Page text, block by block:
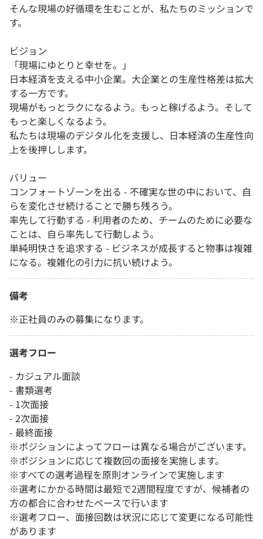
そんな現場の好循環を生むことが、私たちのミッションで
す。
ビジョン
「現場にゆとりと幸せを。」
日本経済を支える中小企業。大企業との生産性格差は拡大
する一方です。
現場がもっとラクになるよう。もっと稼げるよう。そして
もっと楽しくなるよう。
私たちは現場のデジタル化を支援し、日本経済の生産性向
上を後押しします。
バリュー
コンフォートゾーンを出る - 不確実な世の中において、自
らを変化させ続けることで勝ち残ろう。
率先して行動する - 利用者のため、チームのために必要な
ことは、自ら率先して行動しよう。
単純明快さを追求する - ビジネスが成長すると物事は複雑
になる。複雑化の引力に抗い続けよう。
備考
※正社員のみの募集になります。
選考フロー
- カジュアル面談
- 書類選考
- 1次面接
- 2次面接
- 最終面接
※ポジションによってフローは異なる場合がございます。
※ポジションに応じて複数回の面接を実施します。
※すべての選考過程を原則オンラインで実施します
※選考にかかる時間は最短で2週間程度ですが、候補者の
方の都合に合わせたペースで行います
※選考フロー、面接回数は状況に応じて変更になる可能性
があります